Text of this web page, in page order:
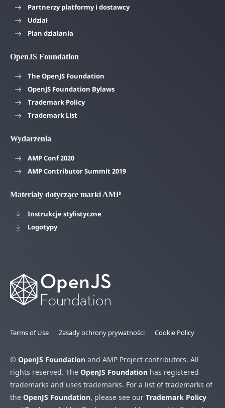
Partnerzy platformy i dostawcy
Udział
Plan działania
OpenJS Foundation
The OpenJS Foundation
OpenJS Foundation Bylaws
Trademark Policy
Trademark List
Wydarzenia
AMP Conf 2020
AMP Contributor Summit 2019
Materiały dotyczące marki AMP
Instrukcje stylistyczne
Logotypy
Terms of Use Zasady ochrony prywatności Cookie Policy
© OpenJS Foundation and AMP Project contributors. All
rights reserved. The OpenJS Foundation has registered
trademarks and uses trademarks. For a list of trademarks of
the OpenJS Foundation, please see our Trademark Policy